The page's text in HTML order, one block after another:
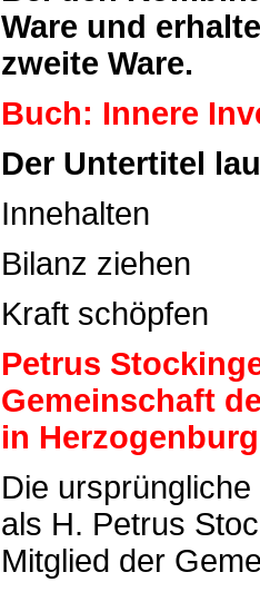
Ware und
zweite Ware.
Buch: Innere
Der Untertitel
Innehalten
Bilanz ziehen
Kraft schöpfen
Petrus
Gemeinschaft
in
Die
als H. Petrus
Mitglied der